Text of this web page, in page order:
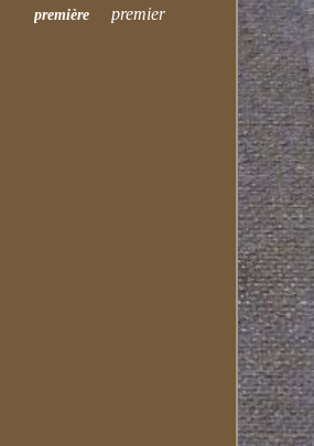
première premier